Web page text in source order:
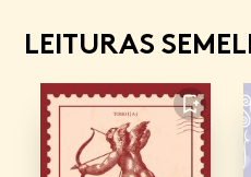
LEITURAS
FAVORITO